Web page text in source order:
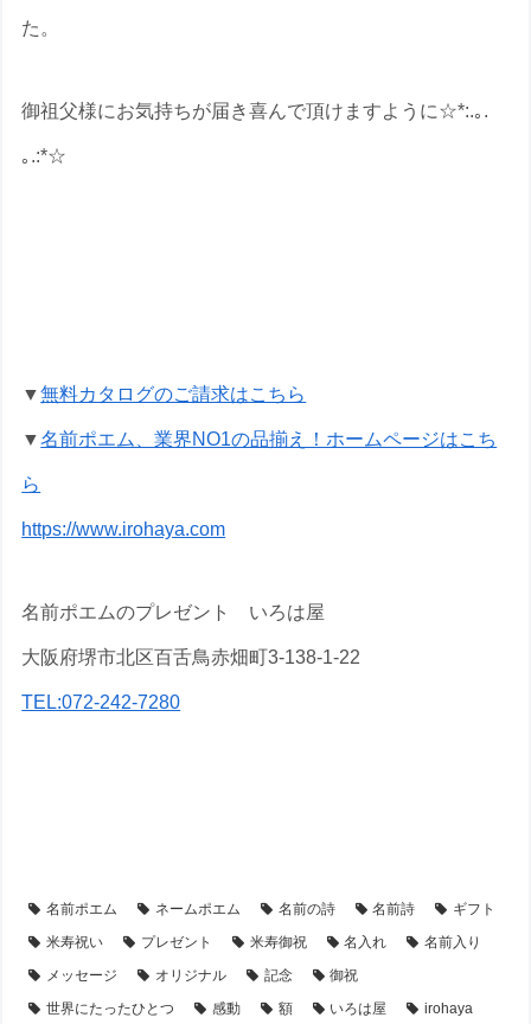
た。
御祖父様にお気持ちが届き喜んで頂けますように☆*:.｡.
｡.:*☆
▼無料カタログのご請求はこちら
▼名前ポエム、業界NO1の品揃え！ホームページはこち
ら
https://www.irohaya.com
名前ポエムのプレゼント いろは屋
大阪府堺市北区百舌鳥赤畑町3-138-1-22
TEL:072-242-7280
名前ポエム ネームポエム 名前の詩 名前詩
ギフト
米寿祝い
プレゼント 米寿御祝 名入れ
名前入り
メッセージ
オリジナル 記念
御祝
世界にたったひとつ
感動 額 いろは屋 irohaya